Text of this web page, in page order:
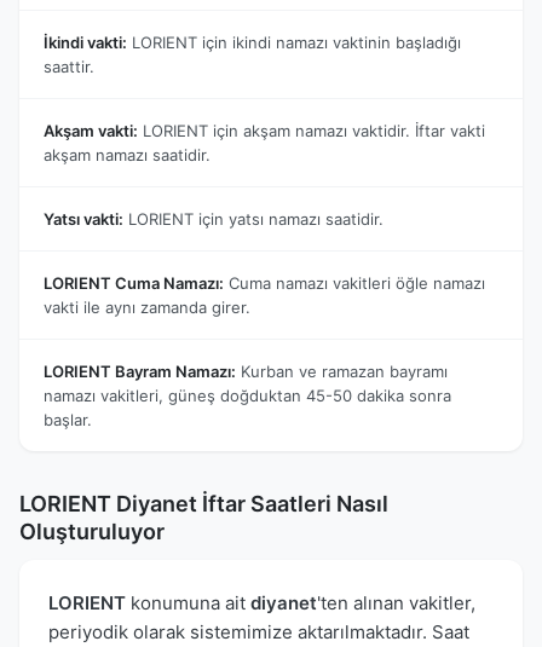
İkindi vakti: LORIENT için ikindi namazı vaktinin başladığı
saattir.
Akşam vakti: LORIENT için akşam namazı vaktidir. İftar vakti
akşam namazı saatidir.
Yatsı vakti: LORIENT için yatsı namazı saatidir.
LORIENT Cuma Namazı: Cuma namazı vakitleri öğle namazı
vakti ile aynı zamanda girer.
LORIENT Bayram Namazı: Kurban ve ramazan bayramı
namazı vakitleri, güneş doğduktan 45-50 dakika sonra
başlar.
LORIENT Diyanet İftar Saatleri Nasıl
Oluşturuluyor
LORIENT konumuna ait diyanet'ten alınan vakitler,
periyodik olarak sistemimize aktarılmaktadır. Saat